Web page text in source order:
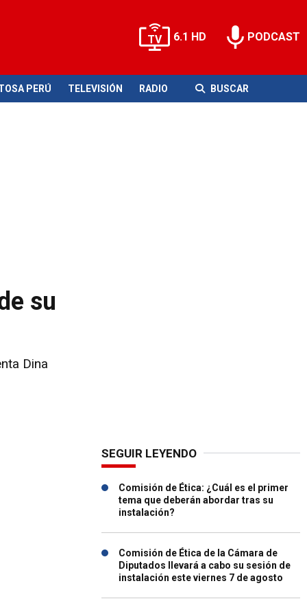
6.1 HD PODCAST
PERÚ TELEVISIÓN RADIO BUSCAR
su
Dina
SEGUIR LEYENDO
Comisión de Ética: ¿Cuál es el primer
tema que deberán abordar tras su
instalación?
Comisión de Ética de la Cámara de
Diputados llevará a cabo su sesión de
instalación este viernes 7 de agosto